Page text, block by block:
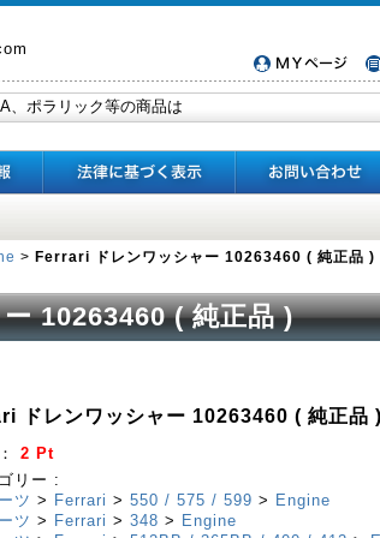
> Ferrari ドレンワッシャー 10263460 ( 純正品 )
10263460 ( 純正品 )
ドレンワッシャー 10263460 ( 純正品
2 Pt
リー :
ツ > Ferrari > 550 / 575 / 599 > Engine
ツ > Ferrari > 348 > Engine